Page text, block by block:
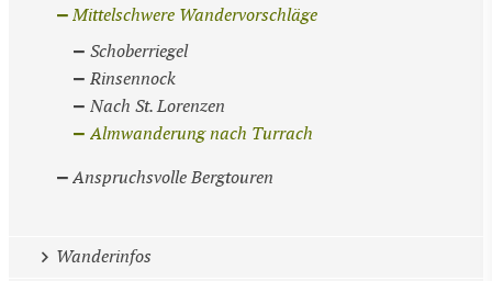
Mittelschwere Wandervorschläge
Schoberriegel
Rinsennock
Nach St. Lorenzen
Almwanderung nach Turrach
Anspruchsvolle Bergtouren
Wanderinfos